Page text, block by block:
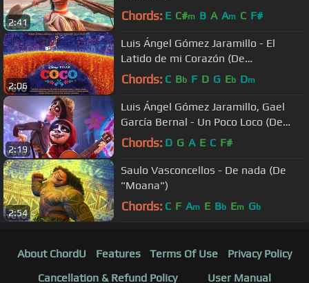
2:41 Chords: E C#m B A Am C F#
2:06
Luis Ángel Gómez Jaramillo - El
Latido de mi Corazón (De
“Coco”/Audio Only)
Chords: C Bb F D G Eb Dm
2:19
Luis Ángel Gómez Jaramillo, Gael
García Bernal - Un Poco Loco (De
"Coco")
Chords: D G A E C F#
2:54
Saulo Vasconcellos - De nada (De
"Moana")
Chords: C F Am E Bb Em Gb
About ChordU Features Terms Of Use
Privacy Policy
Cancellation & Refund Policy
User Manual